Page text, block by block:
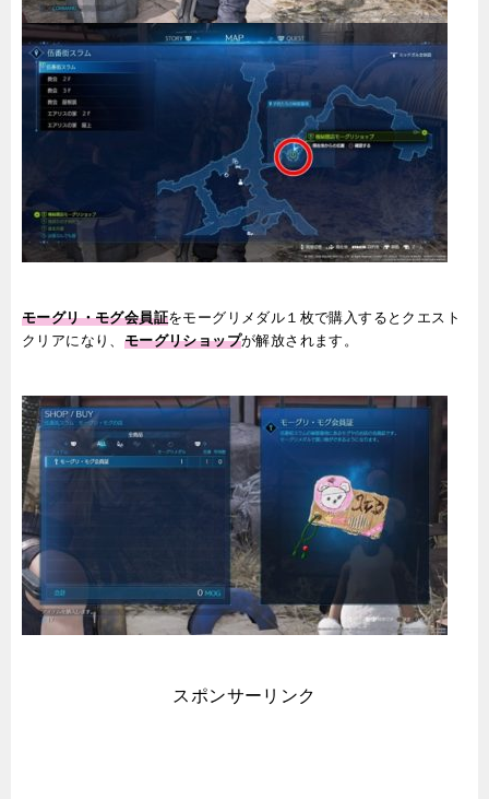
モーグリ・モグ会員証をモーグリメダル１枚で購入するとクエスト
クリアになり、 モーグリショップが解放されます。
スポンサーリンク